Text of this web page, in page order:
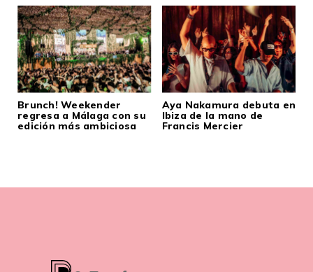
Brunch! Weekender
regresa a Málaga con su
edición más ambiciosa
Aya Nakamura debuta en
Ibiza de la mano de
Francis Mercier